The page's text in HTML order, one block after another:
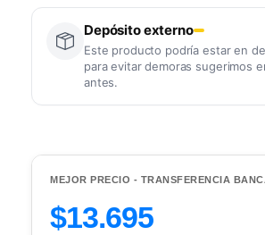
Depósito externo
Este producto podría estar en
para evitar demoras sugerimos
antes.
MEJOR PRECIO - TRANSFERENCIA
$13.695